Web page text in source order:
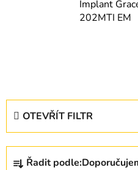
Implant
202MTI EM
Ř
Řadit podle:
OTEVŘÍT FILTR
V
p